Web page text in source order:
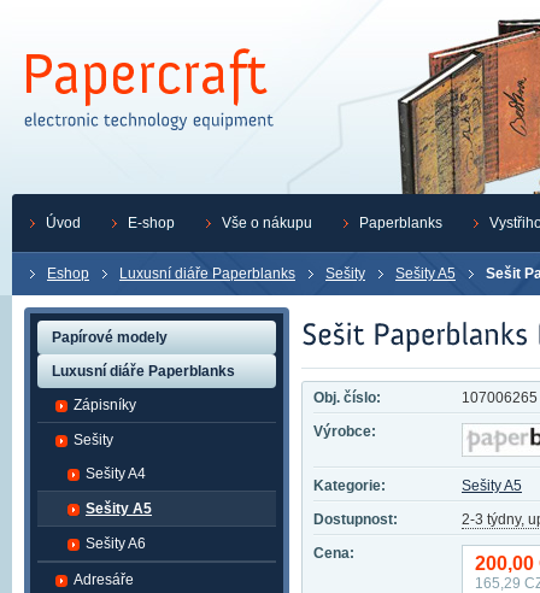
Eshop Luxusní diáře Paperblanks Sešity Sešity A5 Sešit
Obj. číslo:
107006265
Výrobce:
Kategorie:
Sešity A5
Dostupnost:
2-3 týdny,
Cena:
200,00
165,29
Papírové modely
Luxusní diáře Paperblanks
Zápisníky
Sešity
Sešity A4
Sešity A5
Sešity A6
Adresáře
Úvod E-shop Vše o nákupu Paperblanks